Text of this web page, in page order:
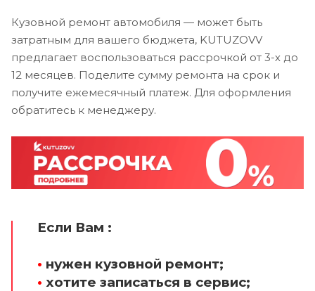
Кузовной ремонт автомобиля — может быть
затратным для вашего бюджета, KUTUZOVV
предлагает воспользоваться рассрочкой от 3-х до
12 месяцев. Поделите сумму ремонта на срок и
получите ежемесячный платеж. Для оформления
обратитесь к менеджеру.
Если Вам :
• нужен кузовной ремонт;
• хотите записаться в сервис;